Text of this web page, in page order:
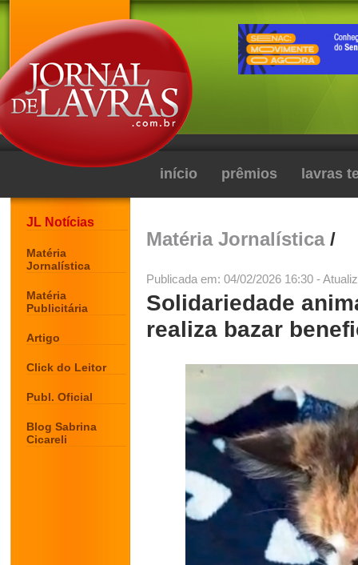
início prêmios lavras
JL Notícias
Matéria
Jornalística
Matéria
Publicitária
Artigo
Click do Leitor
Publ. Oficial
Blog Sabrina
Cicareli
Matéria Jornalística/
Publicada em: 04/02/2026 16:30 -
Solidariedade
realiza bazar